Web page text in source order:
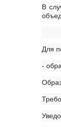
В
Для
-